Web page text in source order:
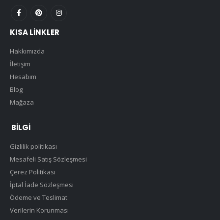
KISA LINKLER
Hakkımızda
İletişim
Hesabım
Blog
Mağaza
BILGI
Gizlilik politikası
Mesafeli Satış Sözleşmesi
Çerez Politikası
İptal İade Sözleşmesi
Ödeme ve Teslimat
Verilerin Korunması